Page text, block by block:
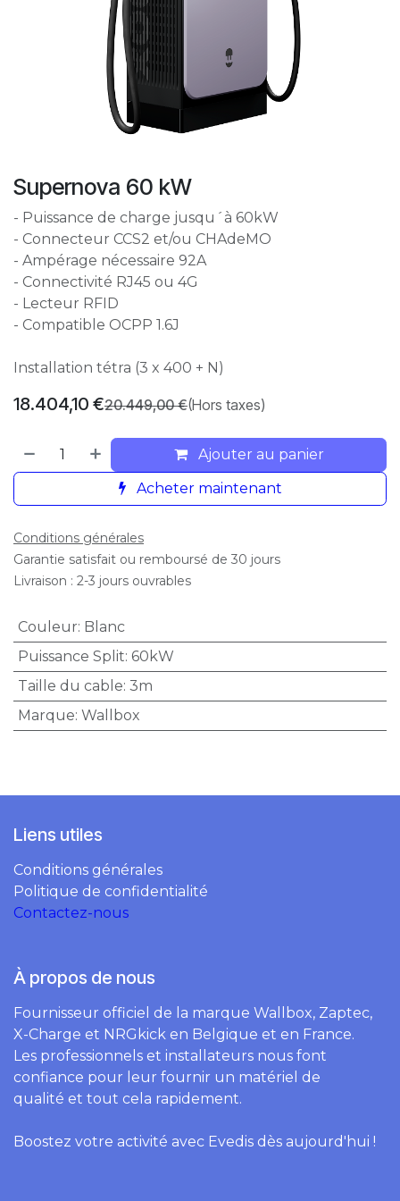
Supernova 60 kW
- Puissance de charge jusqu´à 60kW
- Connecteur CCS2 et/ou CHAdeMO
- Ampérage nécessaire 92A
- Connectivité RJ45 ou 4G
- Lecteur RFID
- Compatible OCPP 1.6J
Installation tétra (3 x 400 + N)
18.404,10 €20.449,00€(Hors taxes)
Ajouter au panier
Acheter maintenant
Conditions générales
Garantie satisfait ou remboursé de 30 jours
Livraison : 2-3 jours ouvrables
Couleur: Blanc
Puissance Split: 60kW
Taille du cable: 3m
Marque: Wallbox
Liens utiles
Conditions générales
Politique de confidentialité
Contactez-nous
À propos de nous
Fournisseur officiel de la marque Wallbox, Zaptec,
X-Charge et NRGkick en Belgique et en France.
Les professionnels et installateurs nous font
confiance pour leur fournir un matériel de
qualité et tout cela rapidement.
Boostez votre activité avec Evedis dès aujourd'hui !